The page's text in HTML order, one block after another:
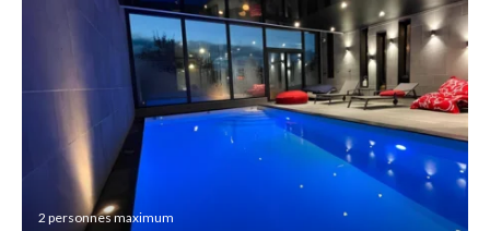
2 personnes maximum